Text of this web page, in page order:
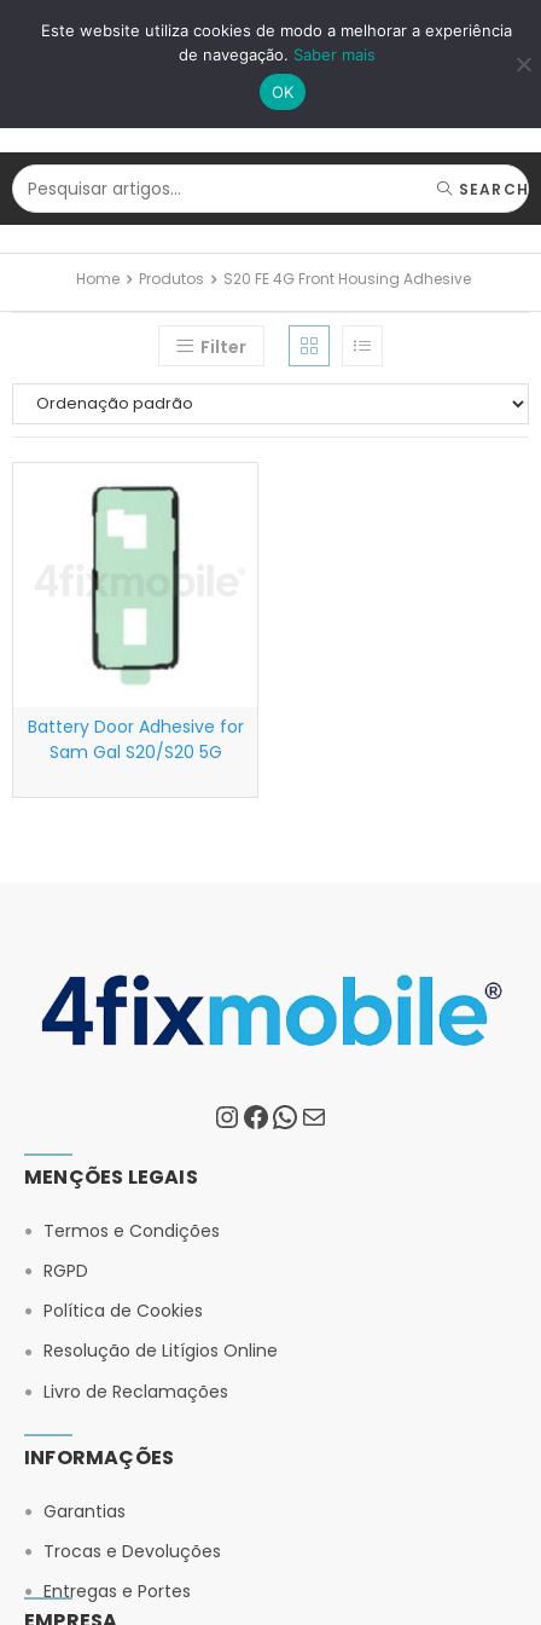
LOGIN REGISTAR
SEARCH
Home Produtos S20 FE 4G Front Housing Adhesive
Filter
Battery Door Adhesive for
Sam Gal S20/S20 5G
MENÇÕES LEGAIS
Termos e Condições
RGPD
Política de Cookies
Resolução de Litígios Online
Livro de Reclamações
INFORMAÇÕES
Garantias
Trocas e Devoluções
Entregas e Portes
Este website utiliza cookies de modo a melhorar a experiência
de navegação. Saber mais
OK